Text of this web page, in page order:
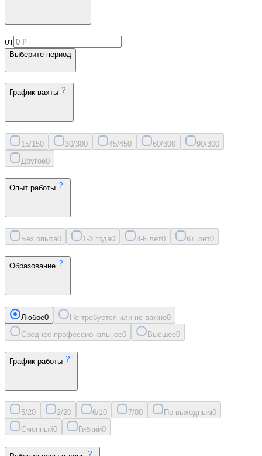
от
Выберите период
График вахты
15/150 30/300 45/450 60/300 90/300
Другое0
Опыт работы
Без опыта0 1-3 года0 3-6 лет0 6+ лет0
Образование
Любое0 Не требуется или не важно0
Среднее профессиональное0 Высшее0
График работы
5/20 2/20 6/10 7/00 По выходным0
Сменный0 Гибкий0